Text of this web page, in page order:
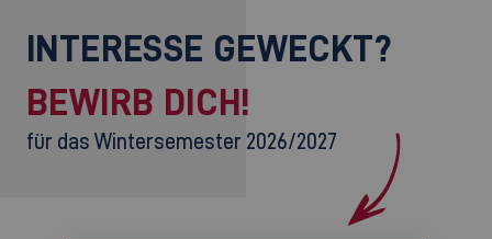
INTERESSE GEWECKT?
BEWIRB DICH!
für das Wintersemester 2026/2027